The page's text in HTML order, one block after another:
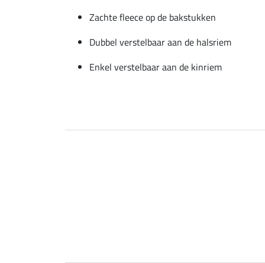
Zachte fleece op de bakstukken
Dubbel verstelbaar aan de halsriem
Enkel verstelbaar aan de kinriem